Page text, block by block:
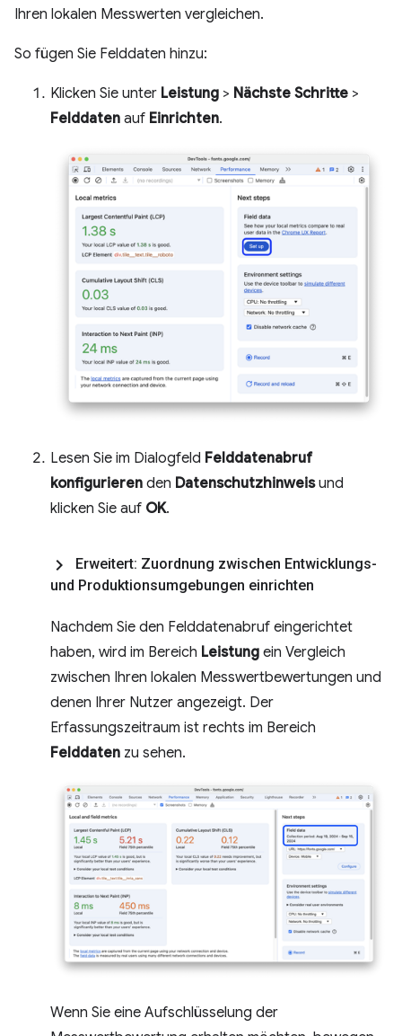
Ihren lokalen Messwerten vergleichen.
So fügen Sie Felddaten hinzu:
Klicken Sie unter Leistung > Nächste Schritte >
Felddaten auf Einrichten.
Lesen Sie im Dialogfeld Felddatenabruf
konfigurieren den Datenschutzhinweisund
klicken Sie auf OK.
Erweitert: Zuordnung zwischen Entwicklungs-
und Produktionsumgebungen einrichten
Nachdem Sie den Felddatenabruf eingerichtet
haben, wird im Bereich Leistung ein Vergleich
zwischen Ihren lokalen Messwertbewertungen und
denen Ihrer Nutzer angezeigt. Der
Erfassungszeitraum ist rechts im Bereich
Felddaten zu sehen.
Wenn Sie eine Aufschlüsselung der